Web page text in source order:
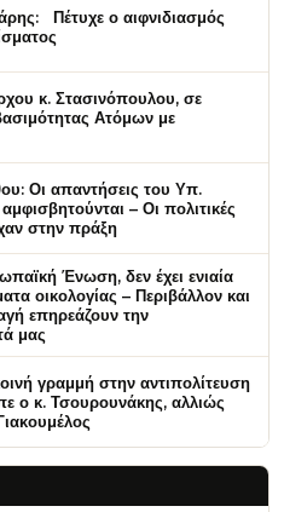
Πέτυχε ο αιφνιδιασμός
κ. Στασινόπουλου, σε
Ατόμων με
Οι απαντήσεις του Υπ.
– Οι πολιτικές
στην πράξη
Ένωση, δεν έχει ενιαία
οικολογίας – Περιβάλλον και
επηρεάζουν την
μας
γραμμή στην αντιπολίτευση
ο κ. Τσουρουνάκης, αλλιώς